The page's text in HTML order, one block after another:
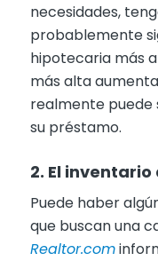
necesidades,
probablemente
hipotecaria más
más alta
realmente puede
su préstamo.
2. El
Puede haber
que buscan una
Realtor.com